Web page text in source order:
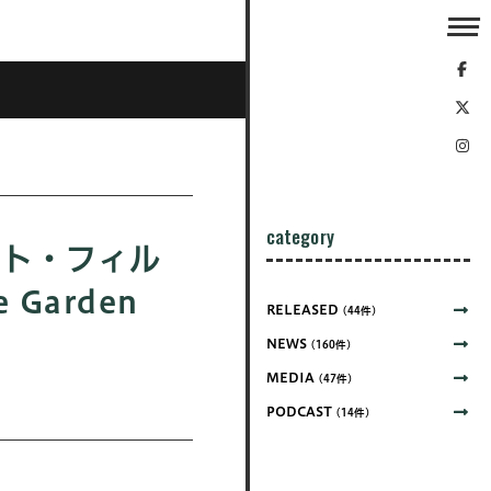
・フィル
Garden
category
RELEASED (44件)
NEWS (160件)
MEDIA (47件)
PODCAST (14件)